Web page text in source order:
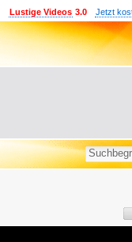
Jetzt
Lustige Videos 3.0